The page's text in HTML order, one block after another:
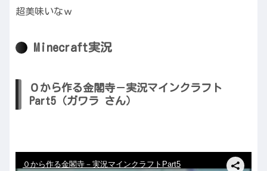
超美味いなｗ
Minecraft実況
０から作る金閣寺－実況マインクラフト
Part5（ガワラ さん）